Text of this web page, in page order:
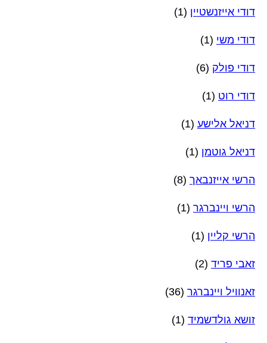
דודי אייזנשטיין (1)
דודי משי (1)
דודי פולק (6)
דודי רוט (1)
דניאל אלישע (1)
דניאל גוטמן (1)
הרשי אייזנבאך (8)
הרשי ויינברגר (1)
הרשי קליין (1)
זאבי פריד (2)
זאנוויל ויינברגר (36)
זושא גולדשמיד (1)